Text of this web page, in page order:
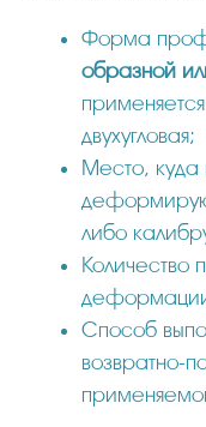
Форма
образной
применяется
двухугловая;
Место, куда
либо
Количество
деформации
Способ
возвратно-